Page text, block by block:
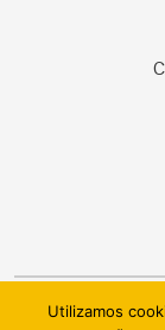
© 2026 SESC
Utilizamos